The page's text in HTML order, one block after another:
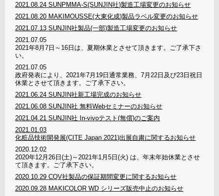
2021.08.24 SUNPMMA-S(SUNJIN社)製造工場変更のお知らせ
2021.08.20 MAKIMOUSSE(大東化成)製品ラベル変更のお知らせ
2021.07.13 SUNJIN社製品(一部)製造工場変更のお知らせ
2021.07.05
2021年8月7日～16日は、夏期休業とさせて頂きます。ご了承下さ
い。
2021.07.05
政府発表により、2021年7月19日通常業務、7月22日及び23日祝日
休業とさせて頂きます。ご了承下さい。
2021.06.24 SUNJIN社新工場完成のお知らせ
2021.06.08 SUNJIN社 無料Webセミナーのお知らせ
2021.04.21 SUNJIN社 In-vivoテスト(無償)のご案内
2021.01.03
化粧品技術開発展(CITE Japan 2021)出展自粛に関するお知らせ
2020.12.02
2020年12月26日(土)～2021年1月5日(火) は、年末年始休業とさせ
て頂きます。ご了承下さい。
2020.10.29 CQV社製品の保証期間変更に関するお知らせ
2020.09.28 MAKICOLOR WD シリーズ販売中止のお知らせ